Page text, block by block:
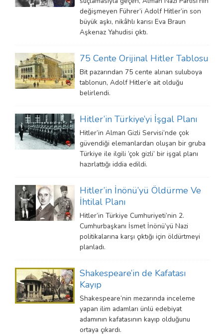
değişmeyen Führer’i Adolf Hitler’in son
büyük aşkı, nikâhlı karısı Eva Braun
Aşkenaz Yahudisi çıktı.
75 Cente Orijinal Hitler Tablosu
Bit pazarından 75 cente alınan suluboya
tablonun, Adolf Hitler’e ait olduğu
belirlendi.
Hitler’in Türkiye’yi İşgal Planı
Hitler’in Alman Gizli Servisi’nde çok
güvendiği elemanlardan oluşan bir gruba
Türkiye ile ilgili ‘çok gizli’ bir işgal planı
hazırlattığı iddia edildi.
Hitler’in İnönü’yü Öldürme Ve
İhtilal Planı
Hitler’in Türkiye Cumhuriyeti’nin 2.
Cumhurbaşkanı İsmet İnönü’yü Nazi
politikalarına karşı çıktığı için öldürtmeyi
planladı.
Shakespeare’in de Kafatası
Kayıp
Shakespeare’nin mezarında inceleme
yapan ilim adamları ünlü edebiyat
adamının kafatasının kayıp olduğunu
ortaya çıkardı.